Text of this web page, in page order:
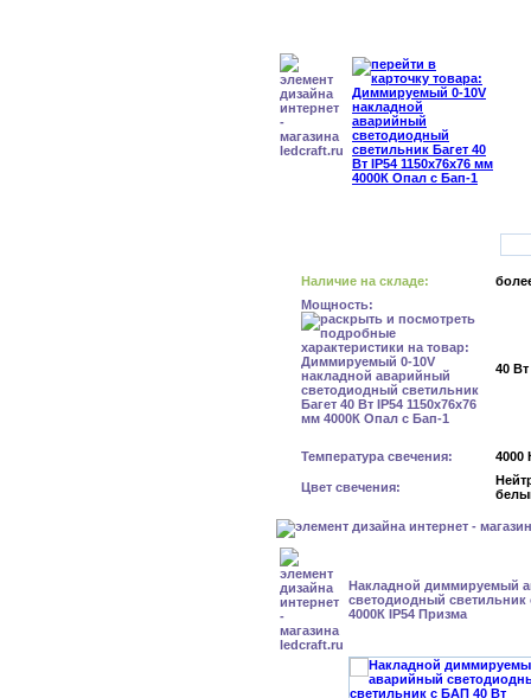
Наличие на складе:
Мощность:
40 Вт
Температура свечения: 4000
Цвет свечения:
Накладной диммируемый
светодиодный светильник
4000К IP54 Призма